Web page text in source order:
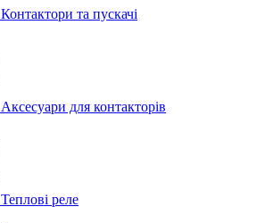
Контактори та пускачі
Аксесуари для контакторів
Теплові реле